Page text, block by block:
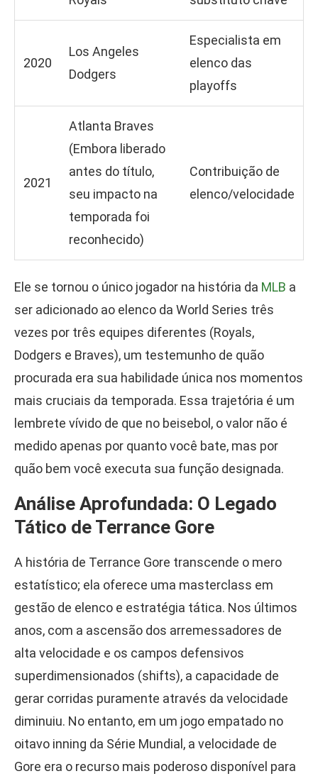
2020
Los Angeles
Dodgers
Especialista em
elenco das
playoffs
2021
Atlanta Braves
(Embora liberado
antes do título,
seu impacto na
temporada foi
reconhecido)
Contribuição de
elenco/velocidade
Ele se tornou o único jogador na história da MLB a
ser adicionado ao elenco da World Series três
vezes por três equipes diferentes (Royals,
Dodgers e Braves), um testemunho de quão
procurada era sua habilidade única nos momentos
mais cruciais da temporada. Essa trajetória é um
lembrete vívido de que no beisebol, o valor não é
medido apenas por quanto você bate, mas por
quão bem você executa sua função designada.
Análise Aprofundada: O Legado
Tático de Terrance Gore
A história de Terrance Gore transcende o mero
estatístico; ela oferece uma masterclass em
gestão de elenco e estratégia tática. Nos últimos
anos, com a ascensão dos arremessadores de
alta velocidade e os campos defensivos
superdimensionados (shifts), a capacidade de
gerar corridas puramente através da velocidade
diminuiu. No entanto, em um jogo empatado no
oitavo inning da Série Mundial, a velocidade de
Gore era o recurso mais poderoso disponível para